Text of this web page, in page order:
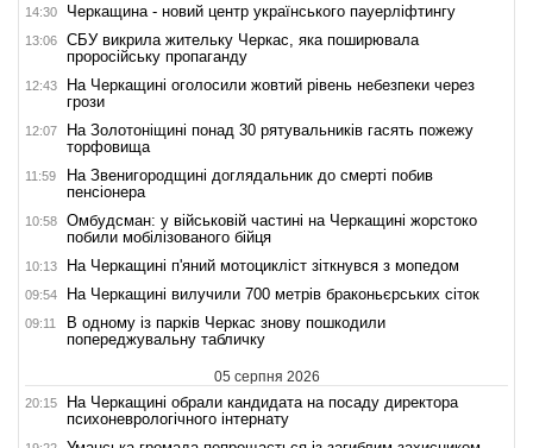
14:30 Черкащина - новий центр українського пауерліфтингу
13:06
СБУ викрила жительку Черкас, яка поширювала
проросійську пропаганду
12:43
На Черкащині оголосили жовтий рівень небезпеки через
грози
12:07
На Золотоніщині понад 30 рятувальників гасять пожежу
торфовища
11:59
На Звенигородщині доглядальник до смерті побив
пенсіонера
10:58
Омбудсман: у військовій частині на Черкащині жорстоко
побили мобілізованого бійця
10:13 На Черкащині п'яний мотоцикліст зіткнувся з мопедом
09:54 На Черкащині вилучили 700 метрів браконьєрських сіток
09:11
В одному із парків Черкас знову пошкодили
попереджувальну табличку
05 серпня 2026
20:15
На Черкащині обрали кандидата на посаду директора
психоневрологічного інтернату